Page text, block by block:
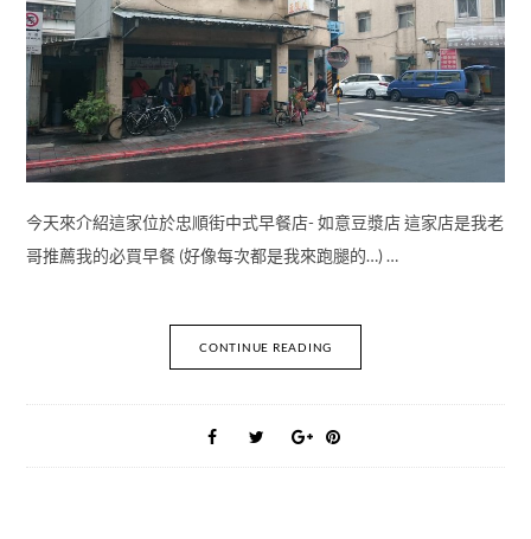
今天來介紹這家位於忠順街中式早餐店- 如意豆漿店 這家店是我老
哥推薦我的必買早餐 (好像每次都是我來跑腿的…) …
CONTINUE READING